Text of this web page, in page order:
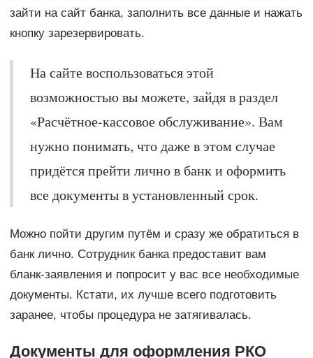
зайти на сайт банка, заполнить все данные и нажать
кнопку зарезервировать.
На сайте воспользоваться этой
возможностью вы можете, зайдя в раздел
«Расчётное-кассовое обслуживание». Вам
нужно понимать, что даже в этом случае
придётся прейти лично в банк и оформить
все документы в установленный срок.
Можно пойти другим путём и сразу же обратиться в
банк лично. Сотрудник банка предоставит вам
бланк-заявления и попросит у вас все необходимые
документы. Кстати, их лучше всего подготовить
заранее, чтобы процедура не затягивалась.
Документы для оформления РКО